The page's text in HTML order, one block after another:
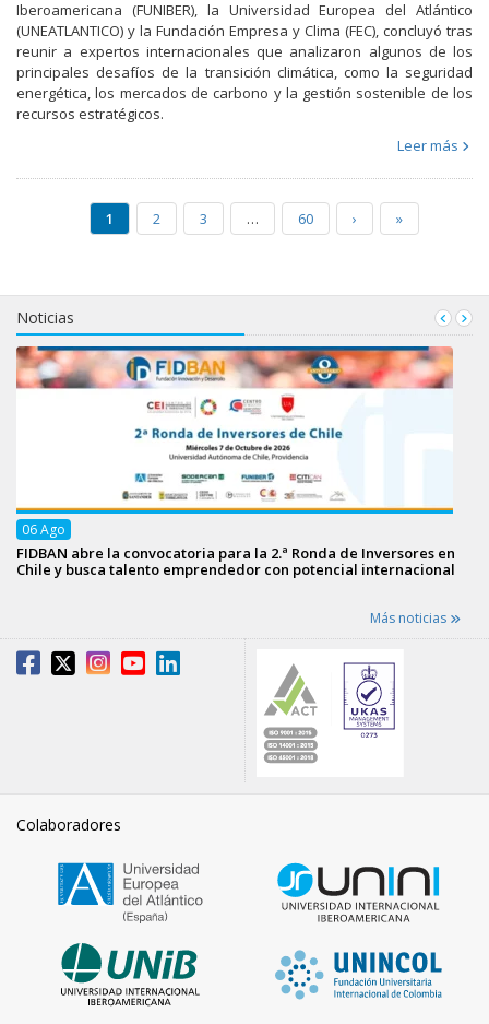
Iberoamericana (FUNIBER), la Universidad Europea del Atlántico
(UNEATLANTICO) y la Fundación Empresa y Clima (FEC), concluyó tras
reunir a expertos internacionales que analizaron algunos de los
principales desafíos de la transición climática, como la seguridad
energética, los mercados de carbono y la gestión sostenible de los
recursos estratégicos.
Leer más
1 2 3 … 60 › »
Noticias
06Ago
FIDBAN abre la convocatoria para la 2.ª Ronda de Inversores en
Chile y busca talento emprendedor con potencial internacional
Más noticias
Colaboradores